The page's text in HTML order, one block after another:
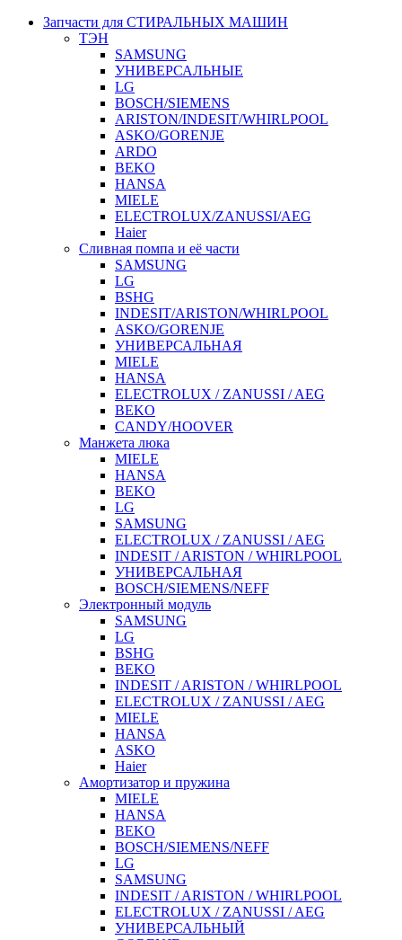
Запчасти для СТИРАЛЬНЫХ МАШИН
ТЭН
SAMSUNG
УНИВЕРСАЛЬНЫЕ
LG
BOSCH/SIEMENS
ARISTON/INDESIT/WHIRLPOOL
ASKO/GORENJE
ARDO
BEKO
HANSA
MIELE
ELECTROLUX/ZANUSSI/AEG
Haier
Сливная помпа и её части
SAMSUNG
LG
BSHG
INDESIT/ARISTON/WHIRLPOOL
ASKO/GORENJE
УНИВЕРСАЛЬНАЯ
MIELE
HANSA
ELECTROLUX / ZANUSSI / AEG
BEKO
CANDY/HOOVER
Манжета люка
MIELE
HANSA
BEKO
LG
SAMSUNG
ELECTROLUX / ZANUSSI / AEG
INDESIT / ARISTON / WHIRLPOOL
УНИВЕРСАЛЬНАЯ
BOSCH/SIEMENS/NEFF
Электронный модуль
SAMSUNG
LG
BSHG
BEKO
INDESIT / ARISTON / WHIRLPOOL
ELECTROLUX / ZANUSSI / AEG
MIELE
HANSA
ASKO
Haier
Амортизатор и пружина
MIELE
HANSA
BEKO
BOSCH/SIEMENS/NEFF
LG
SAMSUNG
INDESIT / ARISTON / WHIRLPOOL
ELECTROLUX / ZANUSSI / AEG
УНИВЕРСАЛЬНЫЙ